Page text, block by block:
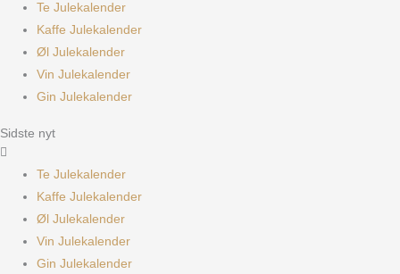
Te Julekalender
Kaffe Julekalender
Øl Julekalender
Vin Julekalender
Gin Julekalender
Sidste nyt
Te Julekalender
Kaffe Julekalender
Øl Julekalender
Vin Julekalender
Gin Julekalender